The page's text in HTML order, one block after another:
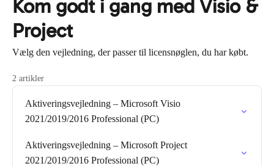
Kom godt i gang med Visio &
Project
Vælg den vejledning, der passer til licensnøglen, du har købt.
2 artikler
Aktiveringsvejledning – Microsoft Visio
2021/2019/2016 Professional (PC)
Aktiveringsvejledning – Microsoft Project
2021/2019/2016 Professional (PC)